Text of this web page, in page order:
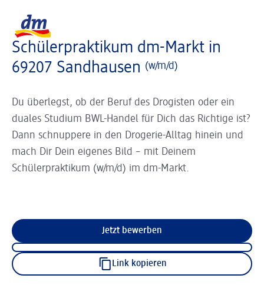
Schülerpraktikum dm-Markt in
69207 Sandhausen (w/m/d)
Du überlegst, ob der Beruf des Drogisten oder ein
duales Studium BWL-Handel für Dich das Richtige ist?
Dann schnuppere in den Drogerie-Alltag hinein und
mach Dir Dein eigenes Bild – mit Deinem
Schülerpraktikum (w/m/d) im dm-Markt.
Jetzt bewerben
Link kopieren